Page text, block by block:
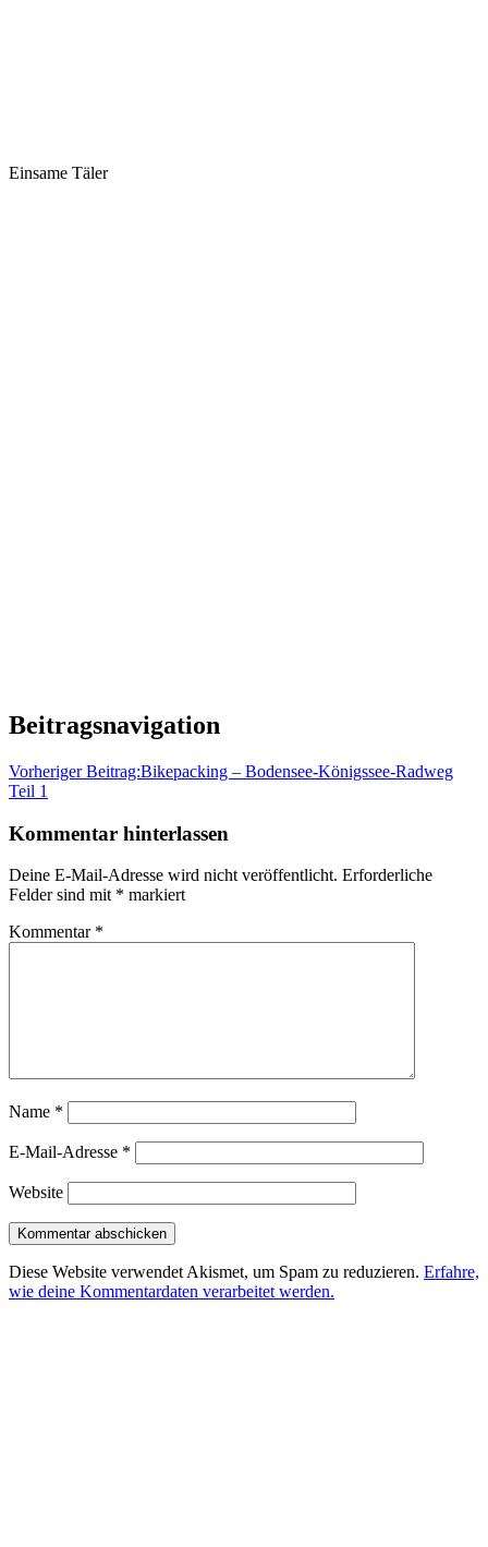
Einsame Täler
Beitragsnavigation
Vorheriger Beitrag:Bikepacking – Bodensee-Königssee-Radweg
Teil 1
Kommentar hinterlassen
Deine E-Mail-Adresse wird nicht veröffentlicht. Erforderliche
Felder sind mit * markiert
Kommentar *
Name *
E-Mail-Adresse *
Website
Diese Website verwendet Akismet, um Spam zu reduzieren. Erfahre,
wie deine Kommentardaten verarbeitet werden.